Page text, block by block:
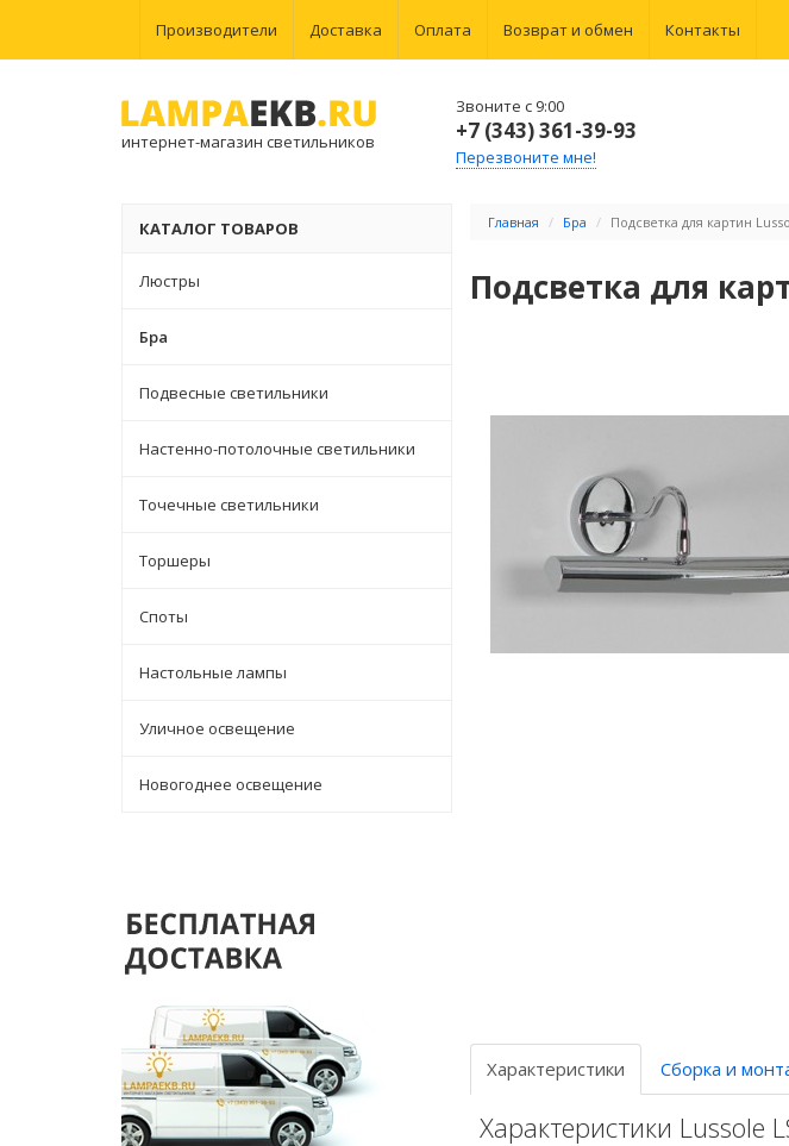
Производители Доставка Оплата Возврат и обмен Контакты
интернет-магазин светильников
Звоните с 9:00
+7 (343) 361-39-93
Перезвоните мне!
КАТАЛОГ ТОВАРОВ
Люстры
Бра
Подвесные светильники
Настенно-потолочные светильники
Точечные светильники
Торшеры
Споты
Настольные лампы
Уличное освещение
Новогоднее освещение
Главная Бра Подсветка для картин
Подсветка для
Характеристики Сборка и
Характеристики Lussole